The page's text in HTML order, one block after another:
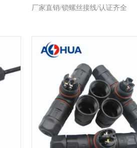
厂家直销/锁螺丝接线/认证齐全